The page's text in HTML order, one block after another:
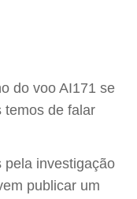
do voo AI171 se
temos de falar
pela investigação
publicar um